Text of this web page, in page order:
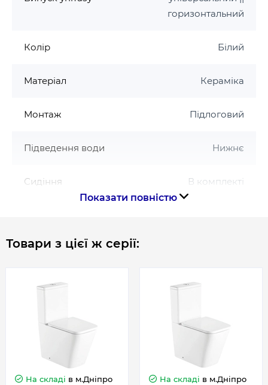
горизонтальний
Колір Білий
Матеріал Кераміка
Монтаж Підлоговий
Підведення води Нижнє
Сидіння В комплекті
Тип кераміки
Тип сидіння
дюропласт з плавним
Функція біде
Країна бренду Німеччина
Показати повністю
Товари з цієї ж серії:
На складі в м.Дніпро
На складі в м.Дніпро